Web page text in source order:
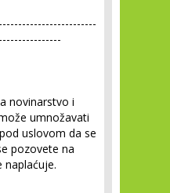
novinarstvo i
umnožavati
uslovom da se
pozovete na
naplaćuje.